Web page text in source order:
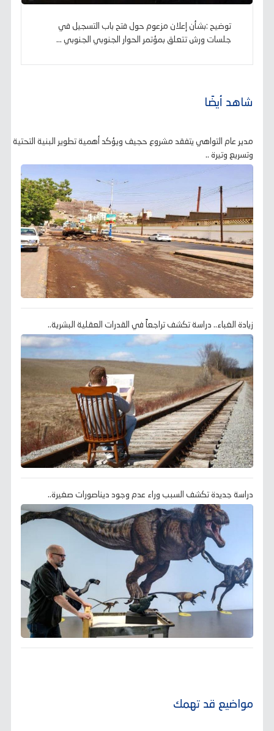
توضيح :بشأن إعلان مزعوم حول فتح باب التسجيل في
جلسات ورش تتعلق بمؤتمر الحوار الجنوبي الجنوبي ...
شاهد أيضًا
مدير عام التواهي يتفقد مشروع حجيف ويؤكد أهمية تطوير البنية التحتية
وتسريع وتيرة ..
زيادة الغباء.. دراسة تكشف تراجعاً في القدرات العقلية البشرية..
دراسة جديدة تكشف السبب وراء عدم وجود ديناصورات صغيرة..
مواضيع قد تهمك